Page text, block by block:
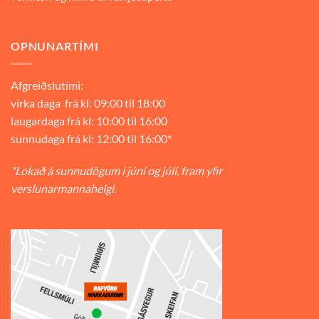
OPNUNARTÍMI
Afgreiðslutími:
virka daga frá kl: 09:00 til 18:00
laugardaga frá kl: 10:00 til 16:00
sunnudaga frá kl: 12:00 til 16:00*
*Lokað á sunnudögum í júní og júlí, fram yfir
verslunarmannahelgi.